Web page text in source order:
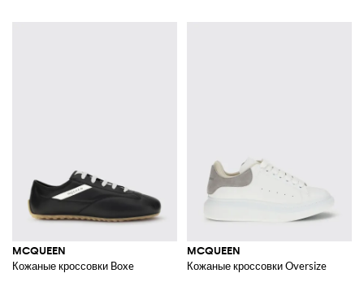
MCQUEEN
Кожаные кроссовки Boxe
MCQUEEN
Кожаные кроссовки Oversize